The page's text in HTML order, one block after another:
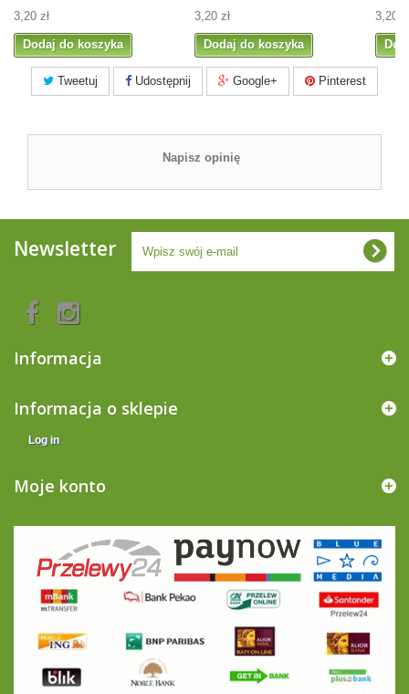
3,20 zł
Dodaj do koszyka
3,20 zł
Dodaj do koszyka
3,20
Tweetuj Udostępnij Google+ Pinterest
Napisz opinię
Newsletter
Informacja
Informacja o sklepie
Log in
Moje konto